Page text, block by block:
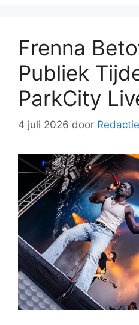
Frenna
Publiek
ParkCity
4 juli 2026 door